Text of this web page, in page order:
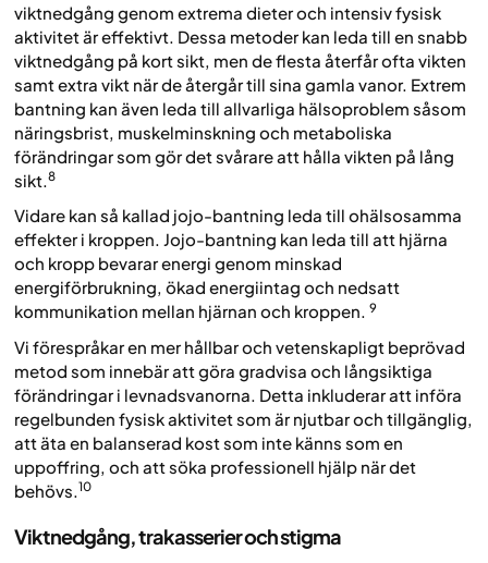
viktnedgång genom extrema dieter och intensiv fysisk
aktivitet är effektivt. Dessa metoder kan leda till en snabb
viktnedgång på kort sikt, men de flesta återfår ofta vikten
samt extra vikt när de återgår till sina gamla vanor. Extrem
bantning kan även leda till allvarliga hälsoproblem såsom
näringsbrist, muskelminskning och metaboliska
förändringar som gör det svårare att hålla vikten på lång
sikt.8
Vidare kan så kallad jojo-bantning leda till ohälsosamma
effekter i kroppen. Jojo-bantning kan leda till att hjärna
och kropp bevarar energi genom minskad
energiförbrukning, ökad energiintag och nedsatt
kommunikation mellan hjärnan och kroppen. 9
Vi förespråkar en mer hållbar och vetenskapligt beprövad
metod som innebär att göra gradvisa och långsiktiga
förändringar i levnadsvanorna. Detta inkluderar att införa
regelbunden fysisk aktivitet som är njutbar och tillgänglig,
att äta en balanserad kost som inte känns som en
uppoffring, och att söka professionell hjälp när det
behövs. 10
Viktnedgång, trakasserier och stigma